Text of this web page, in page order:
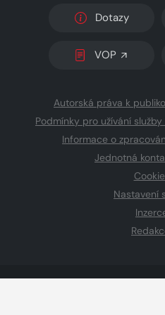
Dotazy
VOP
Autorská práva k
Podmínky pro užívání
Informace o
Jednotná
Nastavení